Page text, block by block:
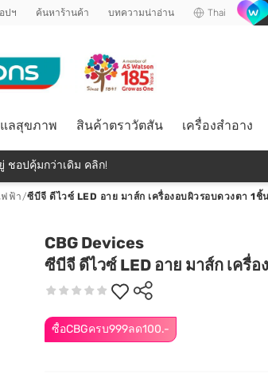
ปฯ ค้นหาร้านค้า บทความน่าอ่าน Thai
ลสุขภาพ สินค้าตราวัตสัน เครื่องสำอาง
ชอปคุ้มกว่าเดิม คลิก!
ฟฟ้า/ซีบีจี ดีไวซ์ LED อาย มาส์ก เครื่องอบผิวรอบดวงตา 1ชิ้
CBG Devices
ซีบีจี ดีไวซ์ LED อาย มาส์ก เครื่
ซื้อCBGครบ999ลด100.-